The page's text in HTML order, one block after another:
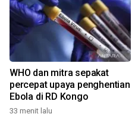
WHO dan mitra sepakat
percepat upaya penghentian
Ebola di RD Kongo
33 menit lalu